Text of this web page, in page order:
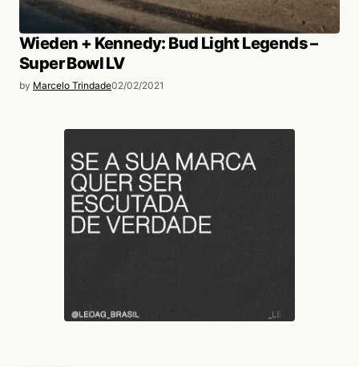
Wieden + Kennedy: Bud Light Legends –
Super Bowl LV
by Marcelo Trindade02/02/2021